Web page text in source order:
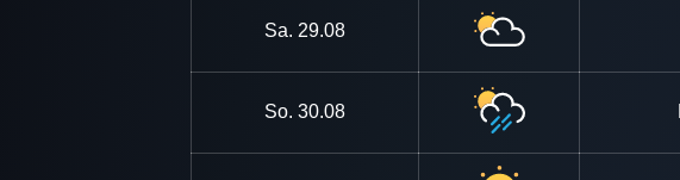
Sa. 29.08
So. 30.08